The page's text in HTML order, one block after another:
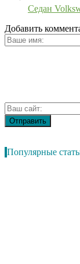
Седан
Добавить
Популярные